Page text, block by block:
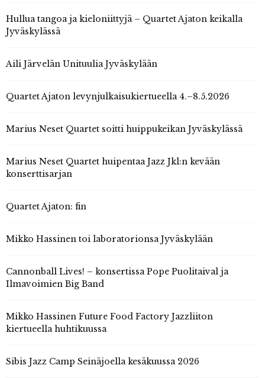
Hullua tangoa ja kieloniittyjä – Quartet Ajaton keikalla
Jyväskylässä
Aili Järvelän Unituulia Jyväskylään
Quartet Ajaton levynjulkaisukiertueella 4.–8.5.2026
Marius Neset Quartet soitti huippukeikan Jyväskylässä
Marius Neset Quartet huipentaa Jazz Jkl:n kevään
konserttisarjan
Quartet Ajaton: fin
Mikko Hassinen toi laboratorionsa Jyväskylään
Cannonball Lives! – konsertissa Pope Puolitaival ja
Ilmavoimien Big Band
Mikko Hassinen Future Food Factory Jazzliiton
kiertueella huhtikuussa
Sibis Jazz Camp Seinäjoella kesäkuussa 2026